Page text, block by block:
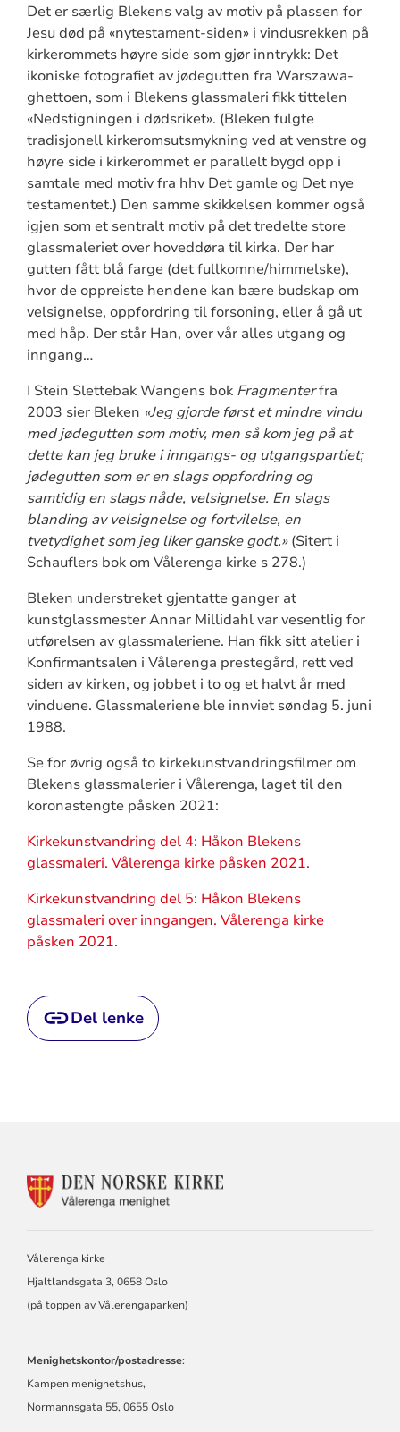
Det er særlig Blekens valg av motiv på plassen for
Jesu død på «nytestament-siden» i vindusrekken på
kirkerommets høyre side som gjør inntrykk: Det
ikoniske fotografiet av jødegutten fra Warszawa-
ghettoen, som i Blekens glassmaleri fikk tittelen
«Nedstigningen i dødsriket». (Bleken fulgte
tradisjonell kirkeromsutsmykning ved at venstre og
høyre side i kirkerommet er parallelt bygd opp i
samtale med motiv fra hhv Det gamle og Det nye
testamentet.) Den samme skikkelsen kommer også
igjen som et sentralt motiv på det tredelte store
glassmaleriet over hoveddøra til kirka. Der har
gutten fått blå farge (det fullkomne/himmelske),
hvor de oppreiste hendene kan bære budskap om
velsignelse, oppfordring til forsoning, eller å gå ut
med håp. Der står Han, over vår alles utgang og
inngang…
I Stein Slettebak Wangens bok Fragmenterfra
2003 sier Bleken «Jeg gjorde først et mindre vindu
med jødegutten som motiv, men så kom jeg på at
dette kan jeg bruke i inngangs- og utgangspartiet;
jødegutten som er en slags oppfordring og
samtidig en slags nåde, velsignelse. En slags
blanding av velsignelse og fortvilelse, en
tvetydighet som jeg liker ganske godt.»(Sitert i
Schauflers bok om Vålerenga kirke s 278.)
Bleken understreket gjentatte ganger at
kunstglassmester Annar Millidahl var vesentlig for
utførelsen av glassmaleriene. Han fikk sitt atelier i
Konfirmantsalen i Vålerenga prestegård, rett ved
siden av kirken, og jobbet i to og et halvt år med
vinduene. Glassmaleriene ble innviet søndag 5. juni
1988.
Se for øvrig også to kirkekunstvandringsfilmer om
Blekens glassmalerier i Vålerenga, laget til den
koronastengte påsken 2021:
Kirkekunstvandring del 4: Håkon Blekens
glassmaleri. Vålerenga kirke påsken 2021.
Kirkekunstvandring del 5: Håkon Blekens
glassmaleri over inngangen. Vålerenga kirke
påsken 2021.
Del lenke
KONTAKTINFORMASJON
Vålerenga kirke
Hjaltlandsgata 3, 0658 Oslo
(på toppen av Vålerengaparken)
Menighetskontor/postadresse:
Kampen menighetshus,
Normannsgata 55, 0655 Oslo